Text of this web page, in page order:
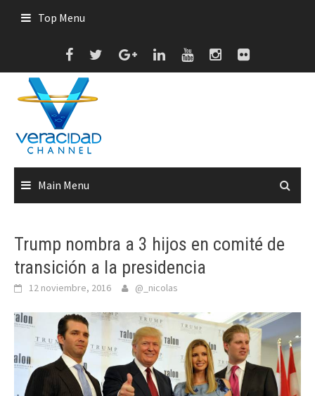
Top Menu
Main Menu
Trump nombra a 3 hijos en comité de
transición a la presidencia
12 noviembre, 2016 @_nicolas